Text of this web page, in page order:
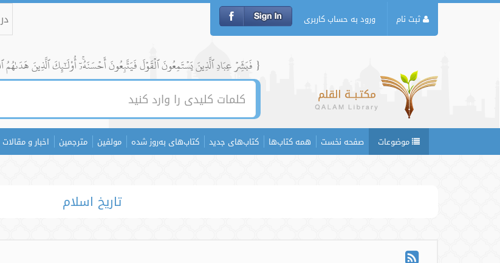
ثبت نام ورود به حساب کاربری
{ فَبَشِّرۡ عِبَادِ ٱلَّذِينَ يَسۡتَمِعُونَ ٱلۡقَوۡلَ فَيَتَّبِعُونَ أَحۡسَنَهُۥٓۚ أُوْلَٰٓئِكَ ٱلَّذِينَ هَدَىٰهُمُ
موضوعات صفحه نخست همه کتاب‌ها کتاب‌های جدید کتاب‌های به‌روز شده مولفین مترجمین اخبار و مقالات
تاریخ اسلام